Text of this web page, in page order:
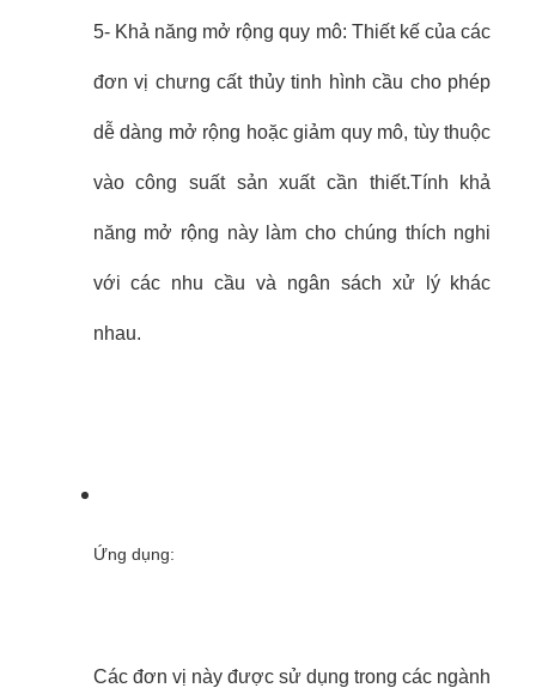
5- Khả năng mở rộng quy mô: Thiết kế của các
đơn vị chưng cất thủy tinh hình cầu cho phép
dễ dàng mở rộng hoặc giảm quy mô, tùy thuộc
vào công suất sản xuất cần thiết.Tính khả
năng mở rộng này làm cho chúng thích nghi
với các nhu cầu và ngân sách xử lý khác
nhau.
Ứng dụng:
Các đơn vị này được sử dụng trong các ngành